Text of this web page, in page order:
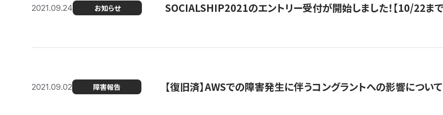
2021.09.24 お知らせ SOCIALSHIP2021のエントリー受付が開始しました！【10/22まで
2021.09.02 障害報告 【復旧済】AWSでの障害発生に伴うコングラントへの影響について